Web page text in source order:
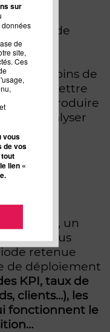
sur
données
de
site,
Ces
vous
de vos
lien «
dans
haut de
de moins de
pour mettre
produire
et analyser
un
vous
retenue
de déploiement
KPI, taux de
clients…), les
fonctionnent le